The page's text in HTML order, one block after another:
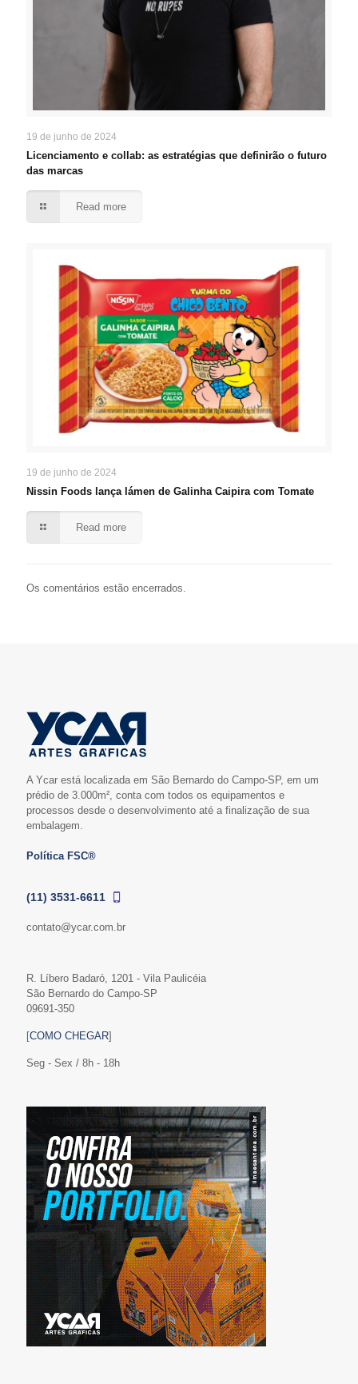
19 de junho de 2024
Licenciamento e collab: as estratégias que definirão o futuro
das marcas
Read more
19 de junho de 2024
Nissin Foods lança lámen de Galinha Caipira com Tomate
Read more
Os comentários estão encerrados.
A Ycar está localizada em São Bernardo do Campo-SP, em um
prédio de 3.000m², conta com todos os equipamentos e
processos desde o desenvolvimento até a finalização de sua
embalagem.
Política FSC®
(11) 3531-6611
contato@ycar.com.br
R. Líbero Badaró, 1201 - Vila Paulicéia
São Bernardo do Campo-SP
09691-350
[COMO CHEGAR]
Seg - Sex / 8h - 18h